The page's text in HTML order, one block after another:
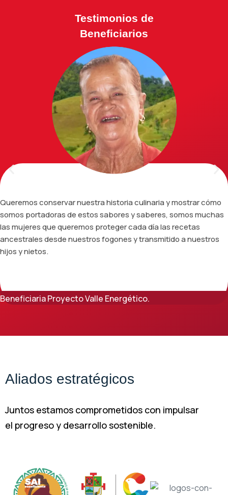
Testimonios de
Beneficiarios
Queremos conservar nuestra historia culinaria y mostrar cómo
somos portadoras de estos sabores y saberes, somos muchas
las mujeres que queremos proteger cada día las recetas
ancestrales desde nuestros fogones y transmitido a nuestros
hijos y nietos.
Beneficiaria Proyecto Valle Energético.
Aliados estratégicos
Juntos estamos comprometidos con impulsar
el progreso y desarrollo sostenible.